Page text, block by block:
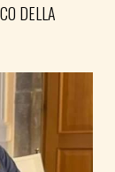
DELLA